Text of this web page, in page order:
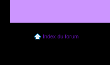
Index du forum